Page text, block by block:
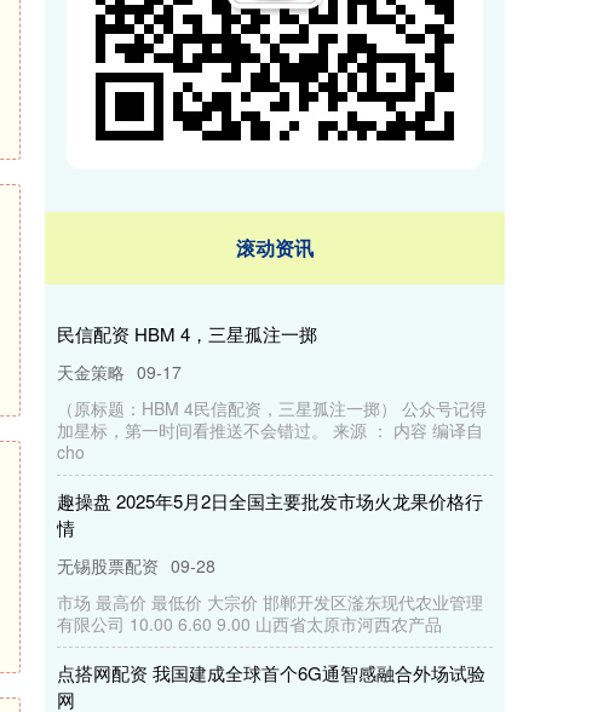
滚动资讯
民信配资 HBM 4，三星孤注一掷
天金策略 09-17
（原标题：HBM 4民信配资，三星孤注一掷） 公众号记得
加星标，第一时间看推送不会错过。 来源 ： 内容 编译自
cho
趣操盘 2025年5月2日全国主要批发市场火龙果价格行
情
无锡股票配资 09-28
市场 最高价 最低价 大宗价 邯郸开发区滏东现代农业管理
有限公司 10.00 6.60 9.00 山西省太原市河西农产品
点搭网配资 我国建成全球首个6G通智感融合外场试验
网